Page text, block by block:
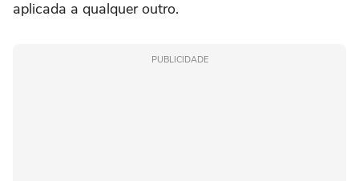
aplicada a qualquer outro.
PUBLICIDADE